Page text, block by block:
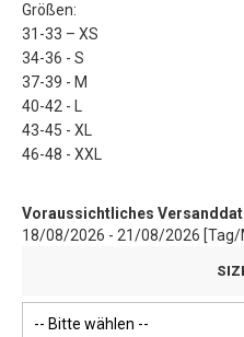
Größen:
31-33 – XS
34-36 - S
37-39 - M
40-42 - L
43-45 - XL
46-48 - XXL
Voraussichtliches
18/08/2026 - 21/08/2026 [Tag/